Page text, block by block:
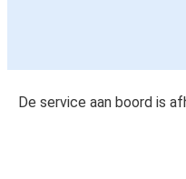
De service aan boord is